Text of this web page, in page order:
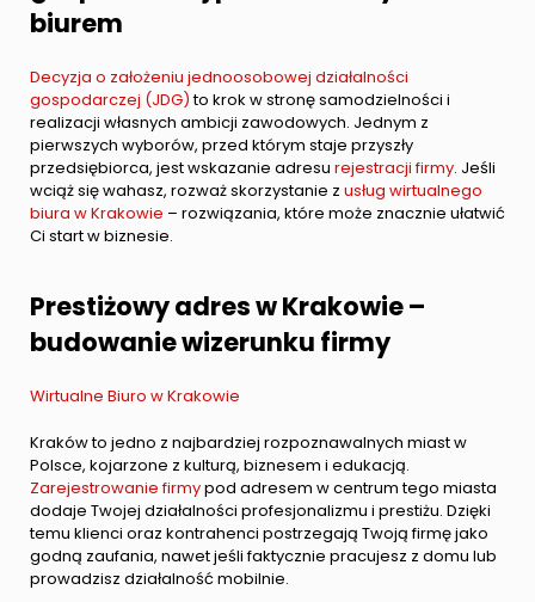
biurem
Decyzja o założeniu jednoosobowej działalności
gospodarczej (JDG)to krok w stronę samodzielności i
realizacji własnych ambicji zawodowych. Jednym z
pierwszych wyborów, przed którym staje przyszły
przedsiębiorca, jest wskazanie adresu rejestracji firmy. Jeśli
wciąż się wahasz, rozważ skorzystanie z usług wirtualnego
biura w Krakowie – rozwiązania, które może znacznie ułatwić
Ci start w biznesie.
Prestiżowy adres w Krakowie –
budowanie wizerunku firmy
Wirtualne Biuro w Krakowie
Kraków to jedno z najbardziej rozpoznawalnych miast w
Polsce, kojarzone z kulturą, biznesem i edukacją.
Zarejestrowanie firmypod adresem w centrum tego miasta
dodaje Twojej działalności profesjonalizmu i prestiżu. Dzięki
temu klienci oraz kontrahenci postrzegają Twoją firmę jako
godną zaufania, nawet jeśli faktycznie pracujesz z domu lub
prowadzisz działalność mobilnie.